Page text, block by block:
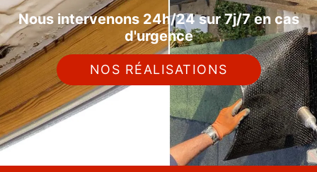
Nous intervenons 24h/24 sur 7j/7 en cas
d'urgence
NOS RÉALISATIONS